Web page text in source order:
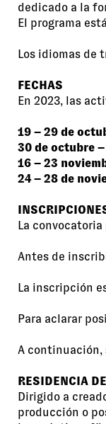
dedicado a la
El programa
Los idiomas de
FECHAS
En 2023, las
19 – 29 de
30 de octubre
16 – 23
24 – 28 de
La
Antes de
La inscripción
Para aclarar
A continuación,
RESIDENCIA
Dirigido a
producción o